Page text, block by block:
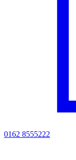
0162 8555222